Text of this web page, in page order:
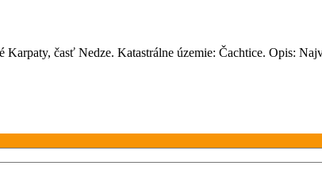
časť Nedze. Katastrálne územie: Čachtice. Opis: